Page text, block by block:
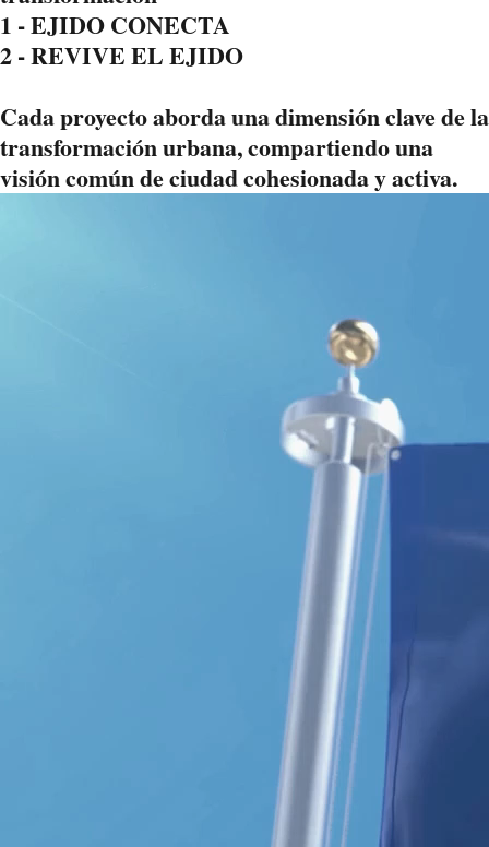
1 - EJIDO CONECTA
2 - REVIVE EL EJIDO
Cada proyecto aborda una dimensión clave de la
transformación urbana, compartiendo una
visión común de ciudad cohesionada y activa.